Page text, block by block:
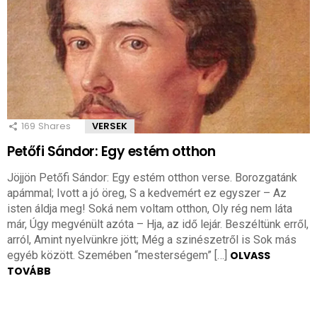
169 Shares VERSEK
Petőfi Sándor: Egy estém otthon
Jöjjön Petőfi Sándor: Egy estém otthon verse. Borozgatánk
apámmal; Ivott a jó öreg, S a kedvemért ez egyszer – Az
isten áldja meg! Soká nem voltam otthon, Oly rég nem láta
már, Úgy megvénült azóta – Hja, az idő lejár. Beszéltünk erről,
arról, Amint nyelvünkre jött; Még a szinészetről is Sok más
egyéb között. Szemében “mesterségem” […] OLVASS
TOVÁBB